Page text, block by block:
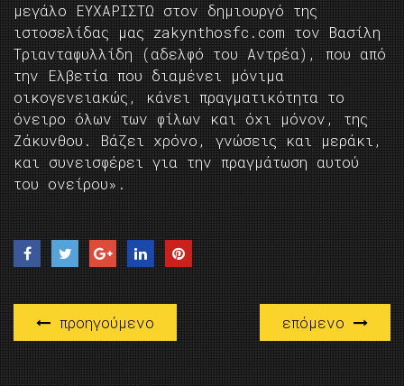
μεγάλο ΕΥΧΑΡΙΣΤΩ στον δημιουργό της
ιστοσελίδας μας zakynthosfc.com τον Βασίλη
Τριανταφυλλίδη (αδελφό του Αντρέα), που από
την Ελβετία που διαμένει μόνιμα
οικογενειακώς, κάνει πραγματικότητα το
όνειρο όλων των φίλων και όχι μόνον, της
Ζάκυνθου. Βάζει χρόνο, γνώσεις και μεράκι,
και συνεισφέρει για την πραγμάτωση αυτού
του ονείρου».
προηγούμενο επόμενο